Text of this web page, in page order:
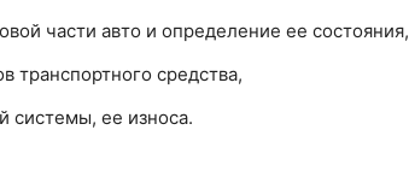
части авто и определение ее состояния,
транспортного средства,
системы, ее износа.